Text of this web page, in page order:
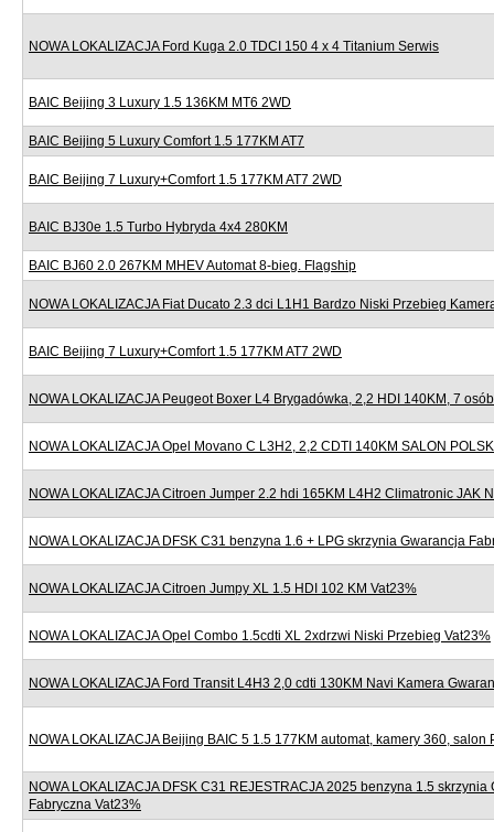
NOWA LOKALIZACJA Ford Kuga 2.0 TDCI 150 4 x 4 Titanium Serwis
BAIC Beijing 3 Luxury 1.5 136KM MT6 2WD
BAIC Beijing 5 Luxury Comfort 1.5 177KM AT7
BAIC Beijing 7 Luxury+Comfort 1.5 177KM AT7 2WD
BAIC BJ30e 1.5 Turbo Hybryda 4x4 280KM
BAIC BJ60 2.0 267KM MHEV Automat 8-bieg. Flagship
NOWA LOKALIZACJA Fiat Ducato 2.3 dci L1H1 Bardzo Niski Przebieg
BAIC Beijing 7 Luxury+Comfort 1.5 177KM AT7 2WD
NOWA LOKALIZACJA Peugeot Boxer L4 Brygadówka, 2,2 HDI 140KM, 7
NOWA LOKALIZACJA Opel Movano C L3H2, 2,2 CDTI 140KM SALON
NOWA LOKALIZACJA Citroen Jumper 2.2 hdi 165KM L4H2 Climatronic JAK
NOWA LOKALIZACJA DFSK C31 benzyna 1.6 + LPG skrzynia Gwarancja
NOWA LOKALIZACJA Citroen Jumpy XL 1.5 HDI 102 KM Vat23%
NOWA LOKALIZACJA Opel Combo 1.5cdti XL 2xdrzwi Niski Przebieg Vat23%
NOWA LOKALIZACJA Ford Transit L4H3 2,0 cdti 130KM Navi Kamera
NOWA LOKALIZACJA Beijing BAIC 5 1.5 177KM automat, kamery 360, salon
NOWA LOKALIZACJA DFSK C31 REJESTRACJA 2025 benzyna 1.5 skrzynia
Fabryczna Vat23%